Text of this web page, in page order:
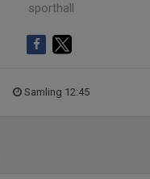
sporthall
Samling 12:45